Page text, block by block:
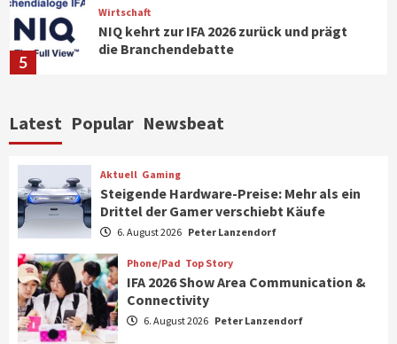
5
Wirtschaft
NIQ kehrt zur IFA 2026 zurück und prägt
die Branchendebatte
6
CHERRY baut Vertriebsteam in
7
Smart Living Top Story
Verbraucher setzen immer mehr auf
Aktuell Gaming
Steigende Hardware-Preise: Mehr als ein
Latest Popular Newsbeat
Aktuell Gaming
Steigende Hardware-Preise: Mehr als ein
Drittel der Gamer verschiebt Käufe
6. August 2026 Peter Lanzendorf
Phone/Pad Top Story
IFA 2026 Show Area Communication &
Connectivity
6. August 2026 Peter Lanzendorf